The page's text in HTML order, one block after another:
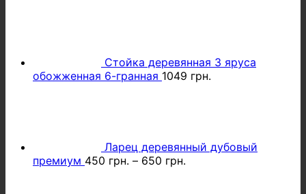
Стойка деревянная 3 яруса
обожженная 6-гранная 1049 грн.
Ларец деревянный дубовый
премиум 450 грн. – 650 грн.